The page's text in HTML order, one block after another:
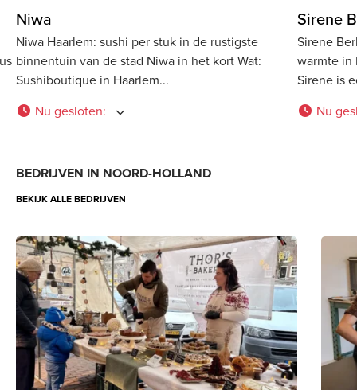
Niwa
Niwa Haarlem: sushi per stuk in de rustigste
binnentuin van de stad Niwa in het kort Wat:
Sushiboutique in Haarlem
Nu gesloten:
Sirene
Sirene
warmte in
Sirene is
Nu
BEDRIJVEN IN NOORD-HOLLAND
BEKIJK ALLE BEDRIJVEN